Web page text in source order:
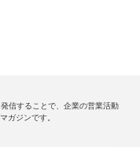
信することで、企業の営業活動
ガジンです。